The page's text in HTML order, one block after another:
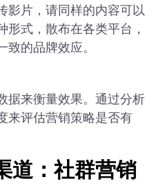
影片，请同样的内容可以
式，散布在各类平台，
的品牌效应。
据来衡量效果。通过分析
来评估营销策略是否有
道：社群营销